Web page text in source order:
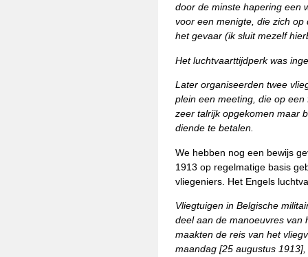
door de minste hapering een
voor een menigte, die zich
het gevaar (ik sluit mezelf
Het luchtvaarttijdperk was
Later organiseerden twee
plein een meeting, die op
zeer talrijk opgekomen maar
diende te betalen.
We hebben nog een bewijs
1913 op regelmatige basis
vliegeniers. Het Engels
Vliegtuigen in Belgische
deel aan de manoeuvres van
maakten de reis van het
maandag [25 augustus